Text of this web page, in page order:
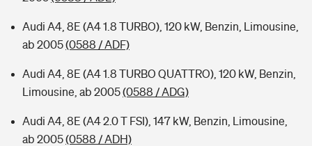
Audi A4, 8E (A4 1.8 TURBO), 120 kW, Benzin, Limousine,
ab 2005(0588 / ADF)
Audi A4, 8E (A4 1.8 TURBO QUATTRO), 120 kW, Benzin,
Limousine, ab 2005(0588 / ADG)
Audi A4, 8E (A4 2.0 T FSI), 147 kW, Benzin, Limousine,
ab 2005(0588 / ADH)